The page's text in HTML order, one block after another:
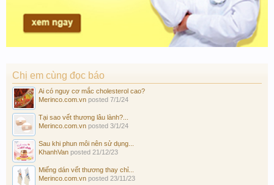
Chị em cùng đọc báo
Ai có nguy cơ mắc cholesterol cao?
Merinco.com.vn posted 7/1/24
Tại sao vết thương lâu lành?...
Merinco.com.vn posted 3/1/24
Sau khi phun môi nên sử dụng...
KhanhVan posted 21/12/23
Miếng dán vết thương thay chỉ...
Merinco.com.vn posted 23/11/23